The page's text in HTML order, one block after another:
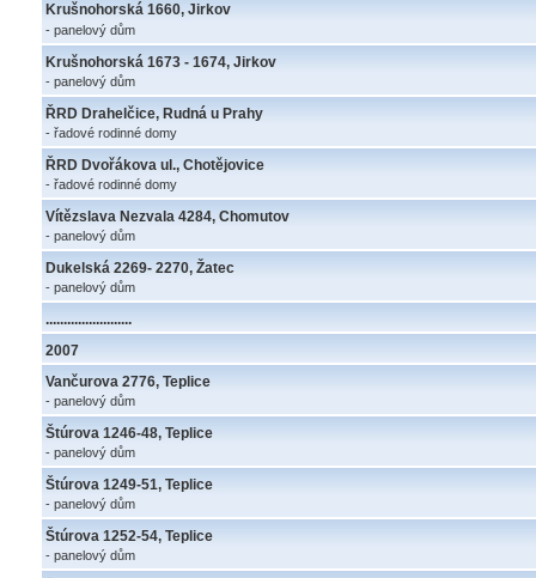
Krušnohorská 1660, Jirkov
- panelový dům
Krušnohorská 1673 - 1674, Jirkov
- panelový dům
ŘRD Drahelčice, Rudná u Prahy
- řadové rodinné domy
ŘRD Dvořákova ul., Chotějovice
- řadové rodinné domy
Vítězslava Nezvala 4284, Chomutov
- panelový dům
Dukelská 2269- 2270, Žatec
- panelový dům
........................
2007
Vančurova 2776, Teplice
- panelový dům
Štúrova 1246-48, Teplice
- panelový dům
Štúrova 1249-51, Teplice
- panelový dům
Štúrova 1252-54, Teplice
- panelový dům